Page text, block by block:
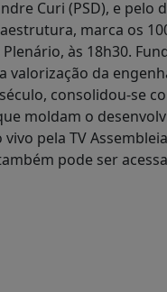
Curi (PSD), e
marca os
às 18h30.
da
consolidou-se
moldam o
pela TV
pode ser